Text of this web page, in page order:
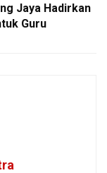
Jaya Hadirkan
Guru